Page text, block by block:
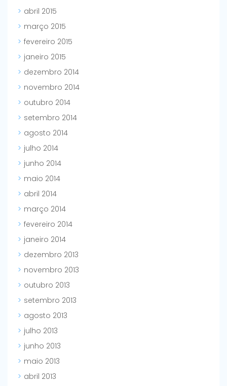
abril 2015
março 2015
fevereiro 2015
janeiro 2015
dezembro 2014
novembro 2014
outubro 2014
setembro 2014
agosto 2014
julho 2014
junho 2014
maio 2014
abril 2014
março 2014
fevereiro 2014
janeiro 2014
dezembro 2013
novembro 2013
outubro 2013
setembro 2013
agosto 2013
julho 2013
junho 2013
maio 2013
abril 2013